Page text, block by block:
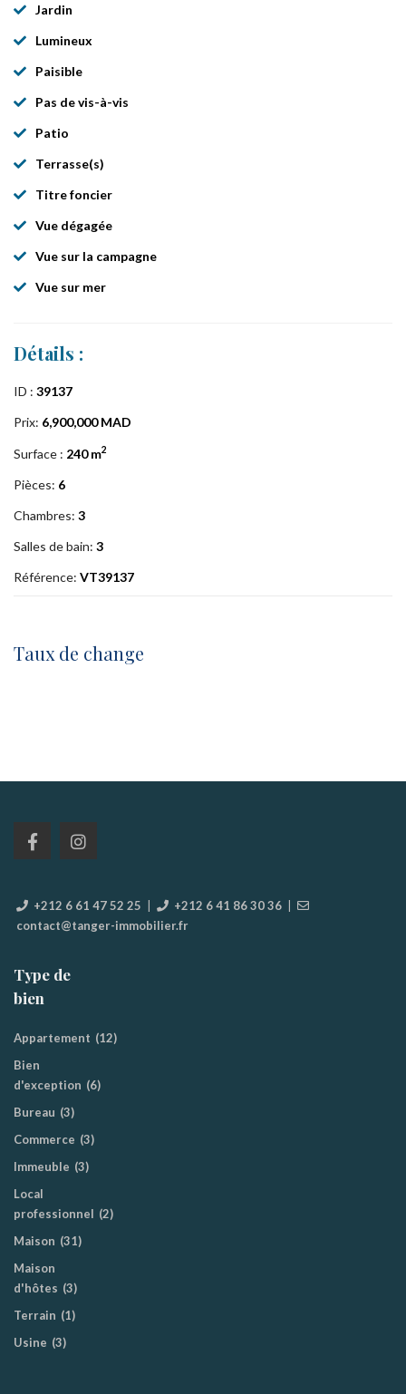
Jardin
Lumineux
Paisible
Pas de vis-à-vis
Patio
Terrasse(s)
Titre foncier
Vue dégagée
Vue sur la campagne
Vue sur mer
Détails :
ID : 39137
Prix: 6,900,000 MAD
Surface : 240 m2
Pièces: 6
Chambres: 3
Salles de bain: 3
Référence: VT39137
Taux de change
+212 6 61 47 52 25 | +212 6 41 86 30 36 |
contact@tanger-immobilier.fr
Type de
bien
Appartement (12)
Bien
d'exception (6)
Bureau (3)
Commerce (3)
Immeuble (3)
Local
professionnel (2)
Maison (31)
Maison
d'hôtes (3)
Terrain (1)
Usine (3)